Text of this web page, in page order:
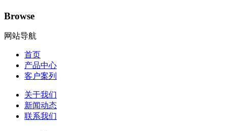
Browse
网站导航
首页
产品中心
客户案列
关于我们
新闻动态
联系我们